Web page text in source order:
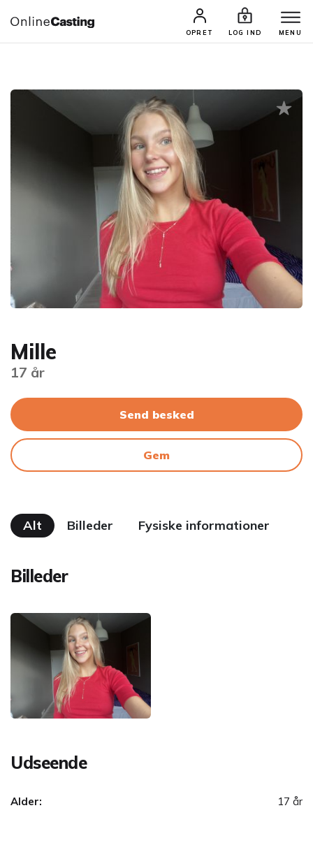
OPRET LOG IND MENU
CASTINGS & JOBS SØG PROFIL
Mille
17 år
Send besked
Gem
Alt Billeder Fysiske informationer
Billeder
Udseende
Alder: 17 år